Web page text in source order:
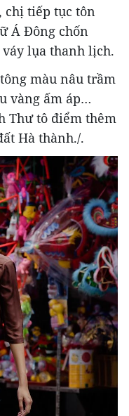
chị tiếp tục tôn
Á Đông chốn
lụa thanh lịch.
màu nâu trầm
vàng ấm áp…
Thư tô điểm thêm
Hà thành./.